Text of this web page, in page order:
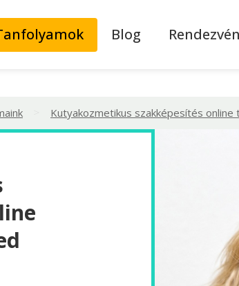
Blog
Kutyakozmetikus szakképesítés online